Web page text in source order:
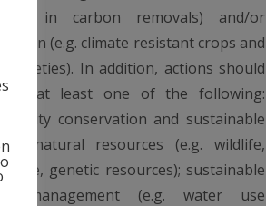
in carbon removals) and/or
(e.g. climate resistant crops and
varieties). In addition, actions should
at least one of the following:
conservation and sustainable
of natural resources (e.g. wildlife,
genetic resources); sustainable
management (e.g. water use